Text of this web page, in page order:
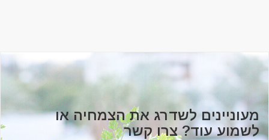
מעוניינים לשדרג את הצמחיה או
לשמוע עוד? צרו קשר